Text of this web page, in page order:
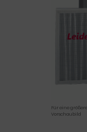
Für eine
Vorschaubild